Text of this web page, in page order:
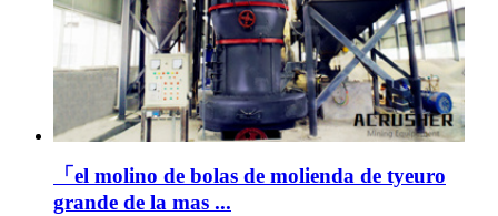
「el molino de bolas de molienda de tyeuro
grande de la mas ...